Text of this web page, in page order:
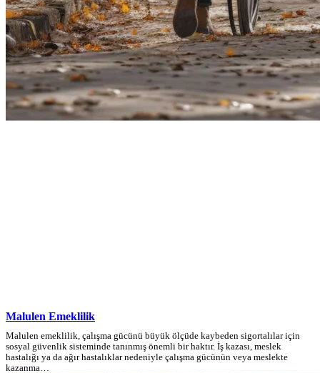
Malulen Emeklilik
Malulen emeklilik, çalışma gücünü büyük ölçüde kaybeden sigortalılar için
sosyal güvenlik sisteminde tanınmış önemli bir haktır. İş kazası, meslek
hastalığı ya da ağır hastalıklar nedeniyle çalışma gücünün veya meslekte
kazanma…